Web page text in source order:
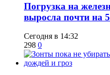
​Погрузка на
выросла почти на
Сегодня в 14:32
298 0